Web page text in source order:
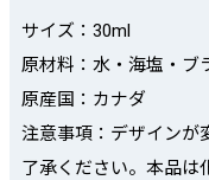
サイズ：30ml
原材料：水・海塩・ブ
原産国：カナダ
注意事項：デザインが
了承ください。本品は